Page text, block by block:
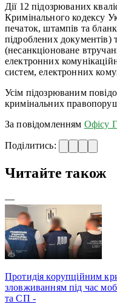
Дії 12 підозрюваних
Кримінального кодексу
печаток, штампів та
підроблених документів)
(несанкціоноване
електронних
систем, електронних
Усім підозрюваним
кримінальних
За повідомленням Офісу
Поділитись:
Читайте також
—
Протидія корупційним
зловживанням під час
та СП -